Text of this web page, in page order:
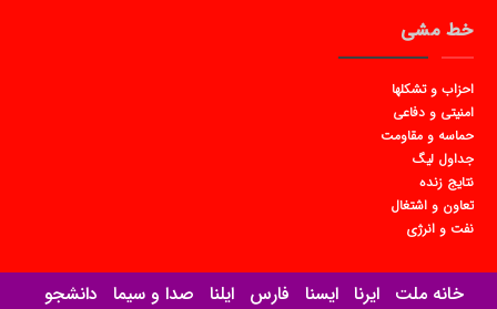
خط مشی
احزاب و تشکلها
امنیتی و دفاعی
حماسه و مقاومت
جداول لیگ
نتایج زنده
تعاون و اشتغال
نفت و انرژی
خانه ملت ایرنا ایسنا فارس ایلنا صدا و سیما دانشجو